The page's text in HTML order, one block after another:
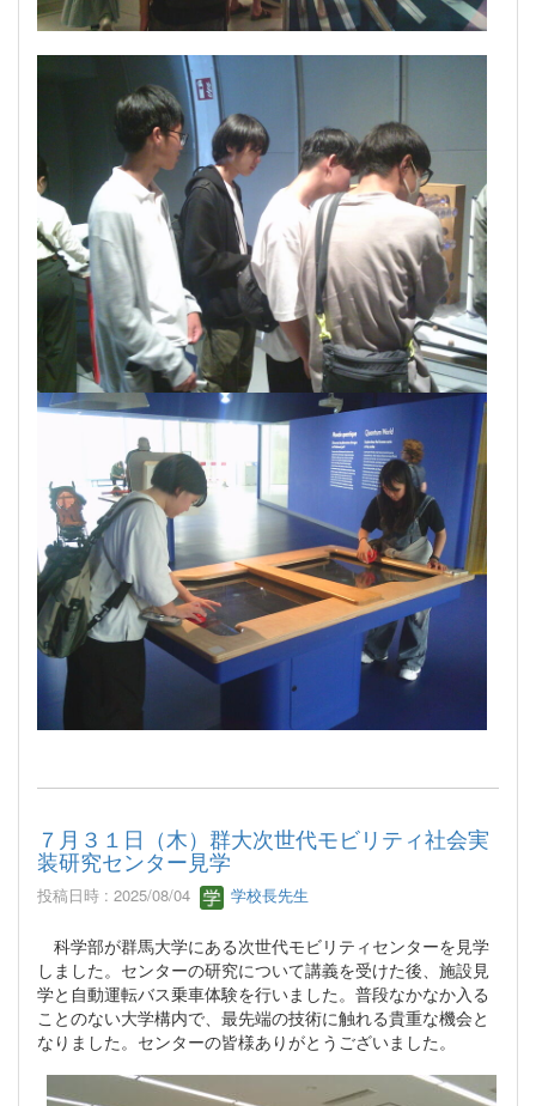
７月３１日（木）群大次世代モビリティ社会実
装研究センター見学
投稿日時 : 2025/08/04 学校長先生
科学部が群馬大学にある次世代モビリティセンターを見学
しました。センターの研究について講義を受けた後、施設見
学と自動運転バス乗車体験を行いました。普段なかなか入る
ことのない大学構内で、最先端の技術に触れる貴重な機会と
なりました。センターの皆様ありがとうございました。